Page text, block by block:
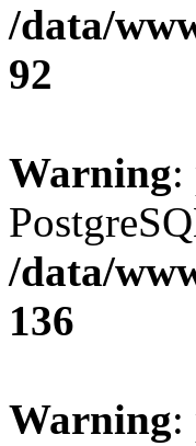
/data/
92
Warning:
/data/
136
Warning: